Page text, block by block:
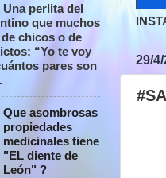
29/
Una perlita del
que muchos
chicos o de
“Yo te voy
pares son
Que asombrosas
propiedades
medicinales tiene
"EL diente de
León" ?